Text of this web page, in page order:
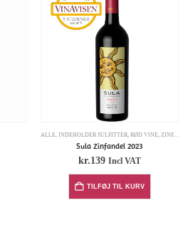
ALLE, INDEHOLDER SULFITTER, RØD VINE, ZINFANDEL
Sula Zinfandel 2023
kr.139 Incl VAT
TILFØJ TIL KURV